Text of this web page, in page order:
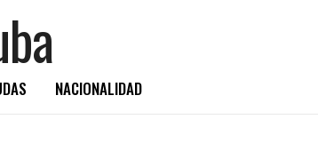
NACIONALIDAD